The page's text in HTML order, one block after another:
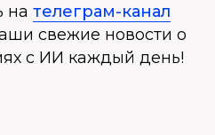
на телеграм-канал
свежие новости о
с ИИ каждый день!